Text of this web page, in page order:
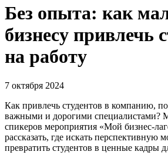
Без опыта: как
бизнесу привлечь
на работу
7 октября 2024
Как привлечь студентов в компанию,
важными и дорогими специалистами?
спикеров мероприятия «Мой бизнес-
рассказать, где искать перспективную
превратить студентов в ценные кадры